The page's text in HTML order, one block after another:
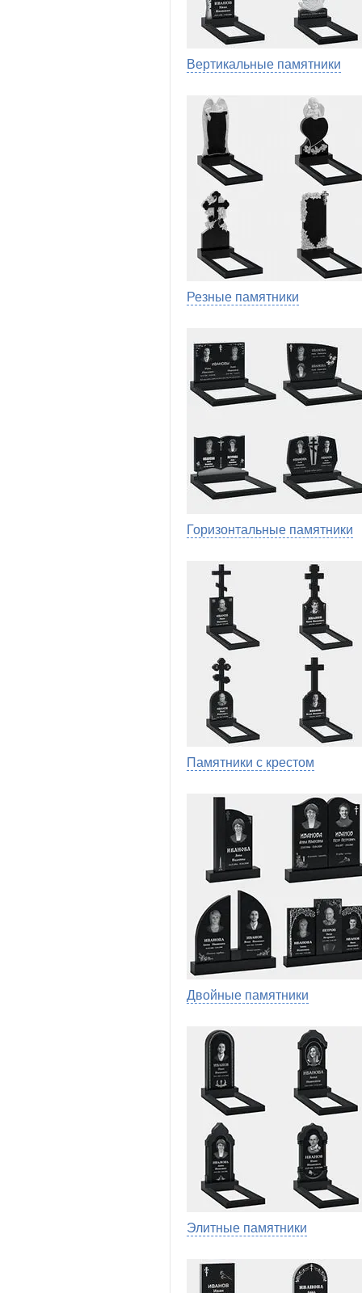
Вертикальные памятники
Резные памятники
Горизонтальные памятники
Памятники с крестом
Двойные памятники
Элитные памятники